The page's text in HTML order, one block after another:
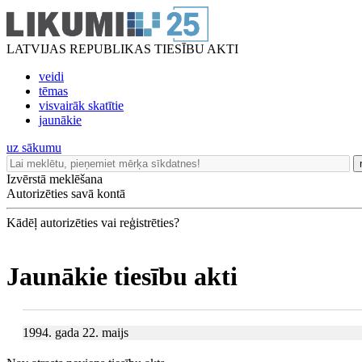
LATVIJAS REPUBLIKAS TIESĪBU AKTI
veidi
tēmas
visvairāk skatītie
jaunākie
uz sākumu
Izvērstā meklēšana
Autorizēties savā kontā
Kādēļ autorizēties vai reģistrēties?
Jaunākie tiesību akti
1994. gada 22. maijs